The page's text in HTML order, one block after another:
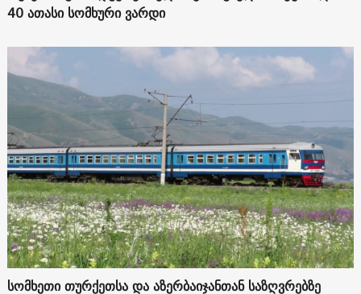
40 ათასი სომხური ვარდი
სომხეთი თურქეთსა და აზერბაიჯანთან საზღვრებზე